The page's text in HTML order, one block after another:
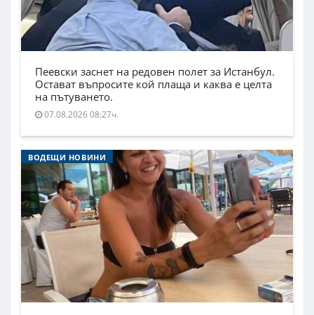
Пеевски заснет на редовен полет за Истанбул.
Остават въпросите кой плаща и каква е целта
на пътуването.
07.08.2026 08:27ч.
ВОДЕЩИ НОВИНИ